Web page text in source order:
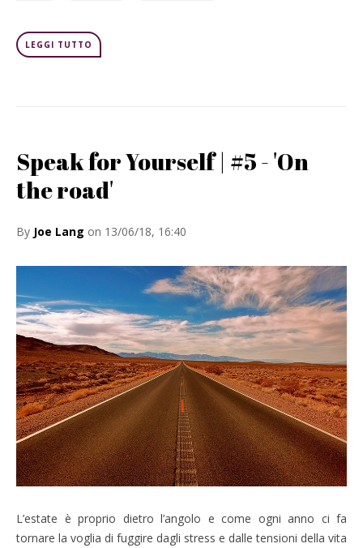
LEGGI TUTTO
Speak for Yourself | #5 - 'On
the road'
By Joe Lang on 13/06/18, 16:40
L’estate è proprio dietro l’angolo e come ogni anno ci fa
tornare la voglia di fuggire dagli stress e dalle tensioni della vita